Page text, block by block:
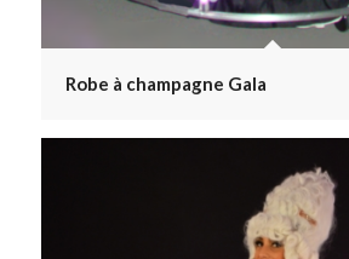
Robe à champagne Gala